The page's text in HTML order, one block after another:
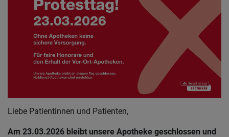
Liebe Patientinnen und Patienten,
Am 23.03.2026 bleibt unsere Apotheke geschlossen und